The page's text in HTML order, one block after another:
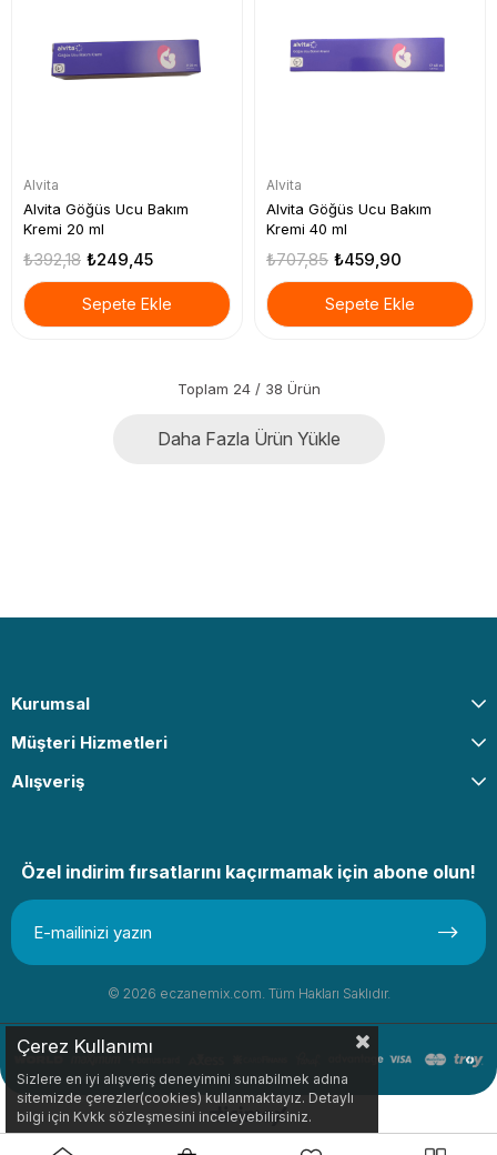
Alvita
Alvita Göğüs Ucu Bakım
Kremi 20 ml
₺249,45
₺392,18
Sepete Ekle
Alvita
Alvita Göğüs Ucu Bakım
Kremi 40 ml
₺459,90
₺707,85
Sepete Ekle
Toplam 24/ 38 Ürün
Daha Fazla Ürün Yükle
Kurumsal
Müşteri Hizmetleri
Alışveriş
Özel indirim fırsatlarını kaçırmamak için abone olun!
© 2026 eczanemix.com. Tüm Hakları Saklıdır.
Çerez Kullanımı
Sizlere en iyi alışveriş deneyimini sunabilmek adına
sitemizde çerezler(cookies) kullanmaktayız. Detaylı
bilgi için Kvkk sözleşmesini inceleyebilirsiniz.